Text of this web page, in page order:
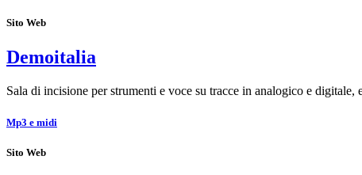
Sito Web
Demoitalia
Sala di incisione per strumenti e voce su tracce in analogico e
Mp3 e midi
Sito Web